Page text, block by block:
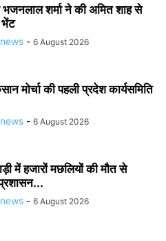
भजनलाल शर्मा ने की अमित शाह से
भेंट
- 6 August 2026
मोर्चा की पहली प्रदेश कार्यसमिति
- 6 August 2026
में हजारों मछलियों की मौत से
- 6 August 2026